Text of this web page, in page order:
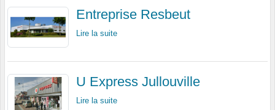
Entreprise Resbeut
Lire la suite
U Express Jullouville
Lire la suite